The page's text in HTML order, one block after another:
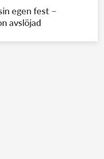
egen fest –
avslöjad